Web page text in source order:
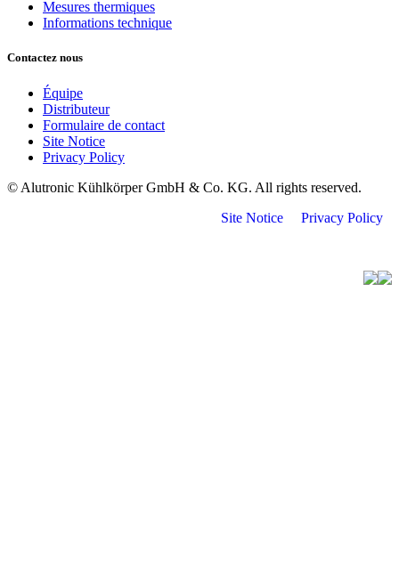
Mesures thermiques
Informations technique
Contactez nous
Équipe
Distributeur
Formulaire de contact
Site Notice
Privacy Policy
© Alutronic Kühlkörper GmbH & Co. KG. All rights reserved.
Site Notice
Privacy Policy